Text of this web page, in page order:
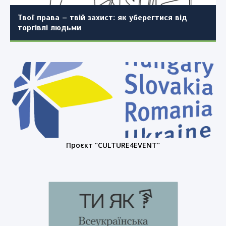
Твої права – твій захист: як уберегтися від
торгівлі людьми
Проєкт "CULTURE4EVENT"